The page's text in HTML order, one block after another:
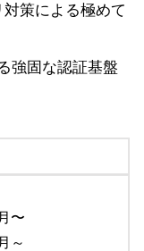
策による極めて
強固な認証基盤
〜
～